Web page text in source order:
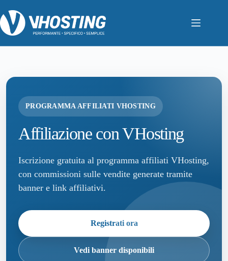
PROGRAMMA AFFILIATI VHOSTING
Affiliazione con VHosting
Iscrizione gratuita al programma affiliati VHosting,
con commissioni sulle vendite generate tramite
banner e link affiliativi.
Registrati ora
Vedi banner disponibili